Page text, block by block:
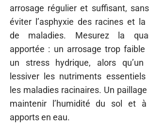
arrosage régulier et suffisant,
éviter l’asphyxie des racines et la
de maladies. Mesurez la
apportée : un arrosage trop faible
un stress hydrique, alors
lessiver les nutriments
les maladies racinaires. Un
maintenir l’humidité du sol et
apports en eau.